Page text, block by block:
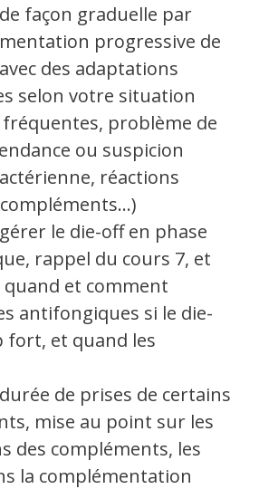
façon graduelle par
progressive de
des adaptations
selon votre situation
problème de
ou suspicion
réactions
gérer le die-off en phase
rappel du cours 7, et
et comment
antifongiques si le die-
fort, et quand les
durée de prises de certains
mise au point sur les
des compléments, les
la complémentation